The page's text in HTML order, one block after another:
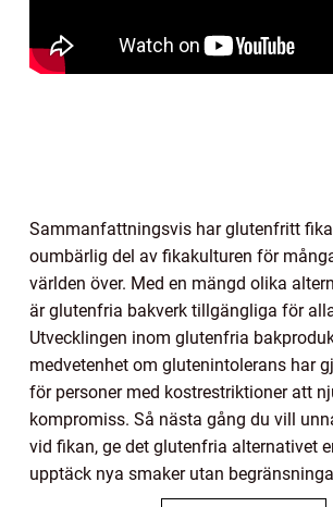
Sammanfattningsvis har glutenfritt
oumbärlig del av fikakulturen för
världen över. Med en mängd olika
är glutenfria bakverk tillgängliga för
Utvecklingen inom glutenfria
medvetenhet om glutenintolerans har
för personer med kostrestriktioner att
kompromiss. Så nästa gång du vill
vid fikan, ge det glutenfria alternativet
upptäck nya smaker utan